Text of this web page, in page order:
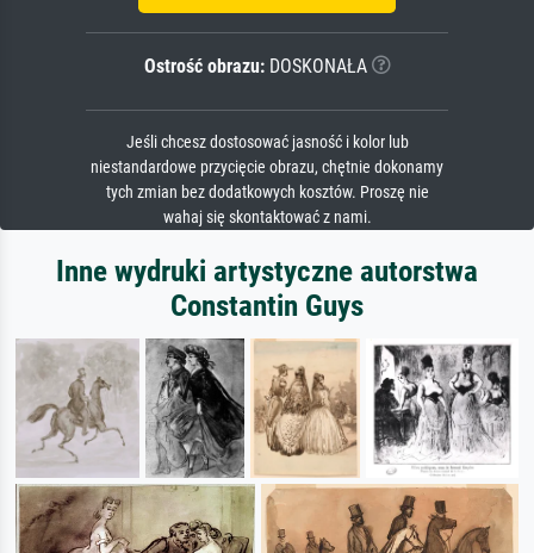
Ostrość obrazu:DOSKONAŁA
Jeśli chcesz dostosować jasność i kolor lub
niestandardowe przycięcie obrazu, chętnie dokonamy
tych zmian bez dodatkowych kosztów. Proszę nie
wahaj się skontaktować z nami.
Inne wydruki artystyczne autorstwa
Constantin Guys